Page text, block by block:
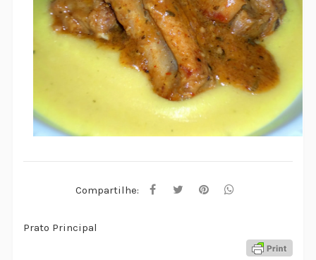
Compartilhe:
Prato Principal